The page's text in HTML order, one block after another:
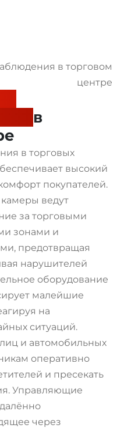
в
в торговых
высокий
покупателей.
ведут
за торговыми
зонами и
предотвращая
нарушителей
оборудование
малейшие
на
ситуаций.
и автомобильных
оперативно
и пресекать
Управляющие
через